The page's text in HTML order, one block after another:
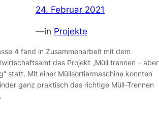
24. Februar 2021
—in Projekte
4 fand in Zusammenarbeit mit dem
das Projekt „Müll trennen – aber
statt. Mit einer Müllsortiermaschine konnten
ganz praktisch das richtige Müll-Trennen